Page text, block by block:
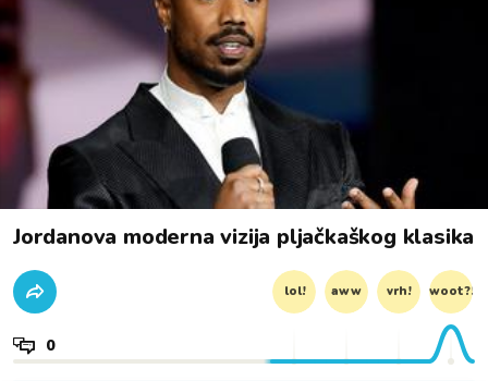
Jordanova moderna vizija pljačkaškog klasika
lol! aww vrh! woot?!
0